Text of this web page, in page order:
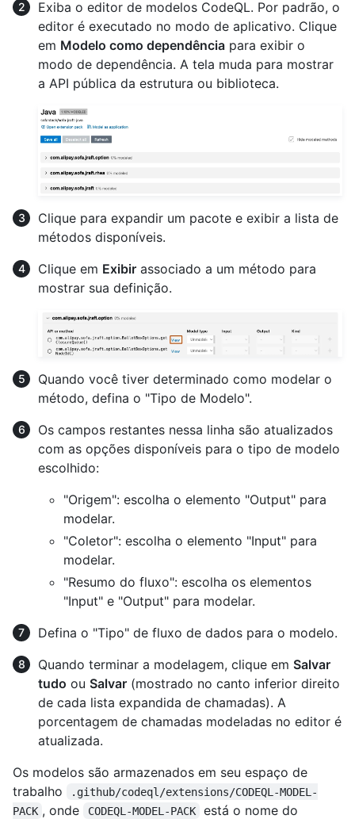
Exiba o editor de modelos CodeQL. Por padrão, o
editor é executado no modo de aplicativo. Clique
em Modelo como dependência para exibir o
modo de dependência. A tela muda para mostrar
a API pública da estrutura ou biblioteca.
Clique para expandir um pacote e exibir a lista de
métodos disponíveis.
Clique em Exibir associado a um método para
mostrar sua definição.
Quando você tiver determinado como modelar o
método, defina o "Tipo de Modelo".
Os campos restantes nessa linha são atualizados
com as opções disponíveis para o tipo de modelo
escolhido:
"Origem": escolha o elemento "Output" para
modelar.
"Coletor": escolha o elemento "Input" para
modelar.
"Resumo do fluxo": escolha os elementos
"Input" e "Output" para modelar.
Defina o "Tipo" de fluxo de dados para o modelo.
Quando terminar a modelagem, clique em Salvar
tudo ou Salvar (mostrado no canto inferior direito
de cada lista expandida de chamadas). A
porcentagem de chamadas modeladas no editor é
atualizada.
Os modelos são armazenados em seu espaço de
trabalho
.github/codeql/extensions/CODEQL-MODEL-
PACK , onde CODEQL-MODEL-PACK
está o nome do